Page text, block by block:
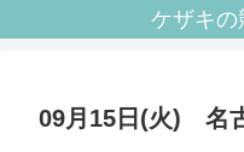
ケザキの
09月15日(火) 名